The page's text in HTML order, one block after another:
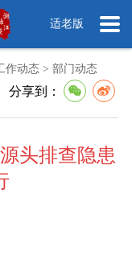
适老版
作动态 > 部门动态
分享到：
头排查隐患